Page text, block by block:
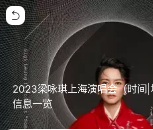
2023梁咏琪上海演唱会（时间
信息一览